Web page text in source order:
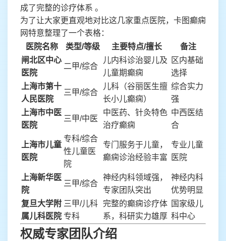
成了完整的诊疗体系 。
为了让大家更直观地对比这几家重点医院，卡图癫痫
网特意整理了一个表格：
医院名称
类型/等级 主要特点/擅长
备注
闸北区中心
医院
二甲/综合
儿内科诊治婴儿及
儿童期癫痫
区内基础
选择
上海市第十
人民医院
三甲/综合
儿科（谷丽医生擅
长小儿癫痫）
综合实力
强
上海市中医
医院
三甲/中医
中医药、针灸特色
治疗癫痫
中西医结
合
上海市儿童
医院
专科/综合
性儿童医
院
专门服务于儿童，
癫痫诊治经验丰富
专业儿童
医院
上海新华医
院
三甲/综合
神经内科领域强，
专家团队突出
神经内科
优势明显
复旦大学附
属儿科医院
三甲/儿科
专科
完整的癫痫诊疗体
系，科研实力雄厚
国家级儿
科中心
权威专家团队介绍